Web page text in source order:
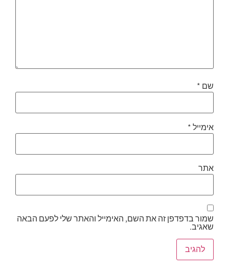
שם *
אימייל*
אתר
שמור בדפדפן זה את השם, האימייל והאתר שלי לפעם הבאה
שאגיב.